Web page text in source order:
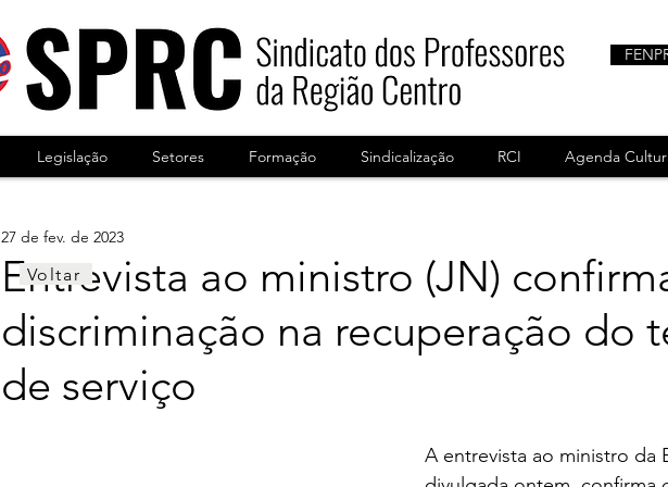
Legislação Setores Formação Sindicalização RCI Agenda
Entrevista ao ministro (JN)
discriminação na recuperação do
de serviço
27 de fev. de 2023
A entrevista ao ministro da
Voltar